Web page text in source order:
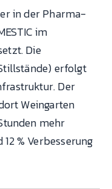
in der Pharma-
im
Die
erfolgt
Der
Weingarten
mehr
% Verbesserung